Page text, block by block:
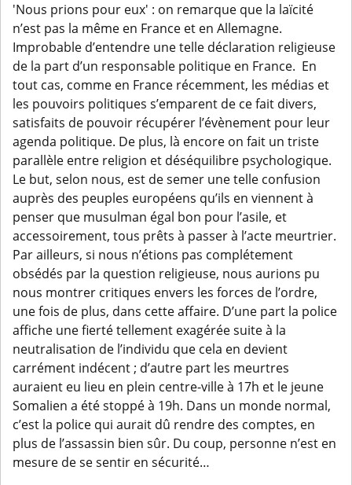
'Nous prions pour eux' : on remarque que la laïcité
n’est pas la même en France et en Allemagne.
Improbable d’entendre une telle déclaration religieuse
de la part d’un responsable politique en France. En
tout cas, comme en France récemment, les médias et
les pouvoirs politiques s’emparent de ce fait divers,
satisfaits de pouvoir récupérer l’évènement pour leur
agenda politique. De plus, là encore on fait un triste
parallèle entre religion et déséquilibre psychologique.
Le but, selon nous, est de semer une telle confusion
auprès des peuples européens qu’ils en viennent à
penser que musulman égal bon pour l’asile, et
accessoirement, tous prêts à passer à l’acte meurtrier.
Par ailleurs, si nous n’étions pas complétement
obsédés par la question religieuse, nous aurions pu
nous montrer critiques envers les forces de l’ordre,
une fois de plus, dans cette affaire. D’une part la police
affiche une fierté tellement exagérée suite à la
neutralisation de l’individu que cela en devient
carrément indécent ; d’autre part les meurtres
auraient eu lieu en plein centre-ville à 17h et le jeune
Somalien a été stoppé à 19h. Dans un monde normal,
c’est la police qui aurait dû rendre des comptes, en
plus de l’assassin bien sûr. Du coup, personne n’est en
mesure de se sentir en sécurité…